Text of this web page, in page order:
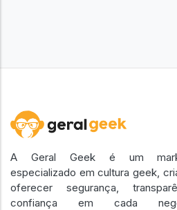
A Geral Geek é um
especializado em cultura geek,
oferecer segurança,
confiança em cada